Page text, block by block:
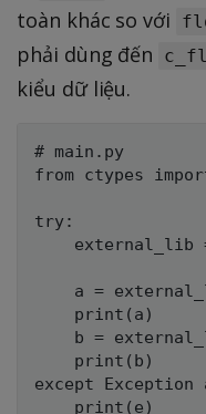
toàn khác so với
phải dùng đến
kiểu dữ liệu.
# main.py
from ctypes
try:
external_lib
a =
    print(a)
b =
    print(b)
except Exception